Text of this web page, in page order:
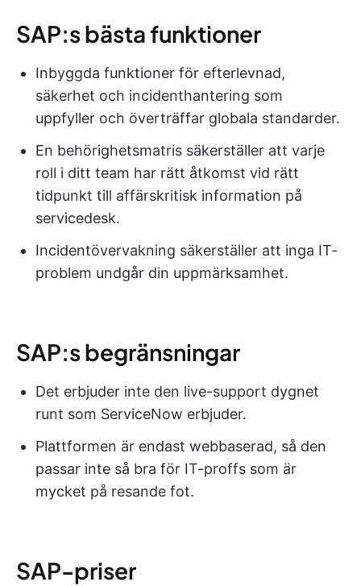
SAP:s bästa funktioner
Inbyggda funktioner för efterlevnad,
säkerhet och incidenthantering som
uppfyller och överträffar globala standarder.
En behörighetsmatris säkerställer att varje
roll i ditt team har rätt åtkomst vid rätt
tidpunkt till affärskritisk information på
servicedesk.
Incidentövervakning säkerställer att inga IT-
problem undgår din uppmärksamhet.
SAP:s begränsningar
Det erbjuder inte den live-support dygnet
runt som ServiceNow erbjuder.
Plattformen är endast webbaserad, så den
passar inte så bra för IT-proffs som är
mycket på resande fot.
SAP-priser